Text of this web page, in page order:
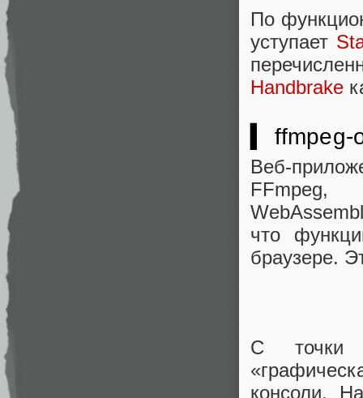
По
уступает
Handbrake
▍ ffmpeg-
Веб-
что
браузере.
С точки
консоли.